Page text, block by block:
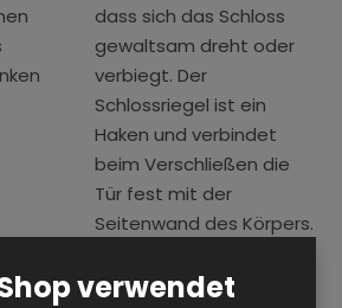
verwendet
dass sich das Schloss
gewaltsam dreht oder
verbiegt. Der
Schlossriegel ist ein
Haken und verbindet
beim Verschließen die
Tür fest mit der
Seitenwand des Körpers.